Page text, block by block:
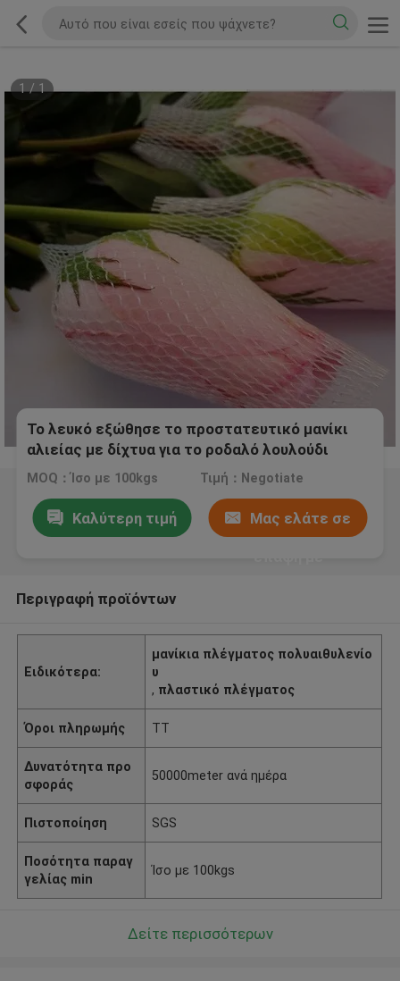
1/1
Το λευκό εξώθησε το προστατευτικό μανίκι
αλιείας με δίχτυα για το ροδαλό λουλούδι
MOQ：Ίσο με 100kgs Τιμή：Negotiate
Καλύτερη τιμή Μας ελάτε σε
Περιγραφή προϊόντων
Ειδικότερα:
μανίκια πλέγματος πολυαιθυλενίο
υ
, πλαστικό πλέγματος
Όροι πληρωμής TT
Δυνατότητα προ
σφοράς
50000meter ανά ημέρα
Πιστοποίηση SGS
Ποσότητα παραγ
γελίας min
Ίσο με 100kgs
Δείτε περισσότερων